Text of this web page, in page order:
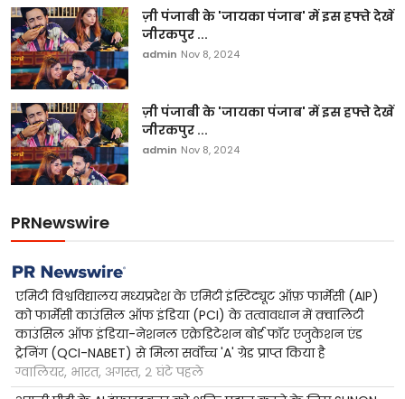
ज़ी पंजाबी के 'जायका पंजाब' में इस हफ्ते देखें
जीरकपुर ...
admin Nov 8, 2024
ज़ी पंजाबी के 'जायका पंजाब' में इस हफ्ते देखें
जीरकपुर ...
admin Nov 8, 2024
PRNewswire
एमिटी विश्वविद्यालय मध्यप्रदेश के एमिटी इंस्टिट्यूट ऑफ़ फार्मेसी (AIP)
को फार्मेसी काउंसिल ऑफ इंडिया (PCI) के तत्वावधान में क़्वालिटी
काउंसिल ऑफ इंडिया-नेशनल एक्रेडिटेशन बोर्ड फॉर एजुकेशन एंड
ट्रेनिंग (QCI-NABET) से मिला सर्वोच्च 'A' ग्रेड प्राप्त किया है
ग्वालियर, भारत, अगस्त, २ घंटे पहले